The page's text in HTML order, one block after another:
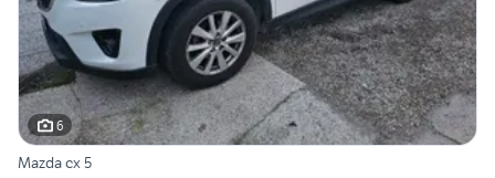
6
Mazda cx 5